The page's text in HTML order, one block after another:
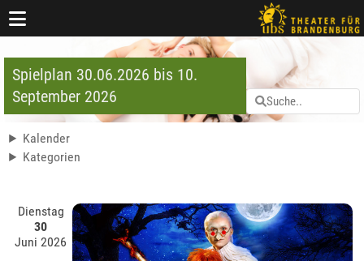
Spielplan 30.06.2026 bis 10.
September 2026
Kalender
Kategorien
Dienstag
30
Juni 2026